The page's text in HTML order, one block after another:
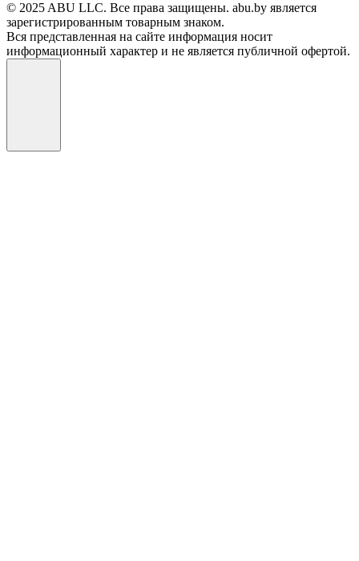
© 2025 ABU LLC. Все права защищены. abu.by является
зарегистрированным товарным знаком.
Вся представленная на сайте информация носит
информационный характер и не является публичной офертой.